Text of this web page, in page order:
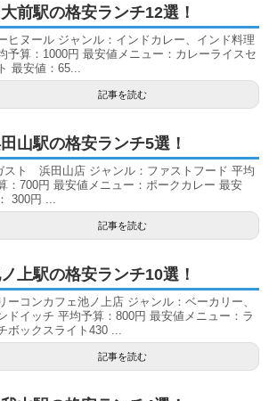
前駅の格安ランチ12選！
ヒヌール ジャンル：インドカレー、インド料理
予算：1000円 最安値メニュー：カレーライスセ
最安値：65...
記事を読む
山駅の格安ランチ5選！
スト 浜田山店 ジャンル：ファストフード 平均
：700円 最安値メニュー：ポークカレー 最安
300円 ...
記事を読む
上駅の格安ランチ10選！
ーコンカフェ池ノ上店 ジャンル：ベーカリー、
ドイッチ 平均予算：800円 最安値メニュー：ラ
ボックスライト430 ...
記事を読む